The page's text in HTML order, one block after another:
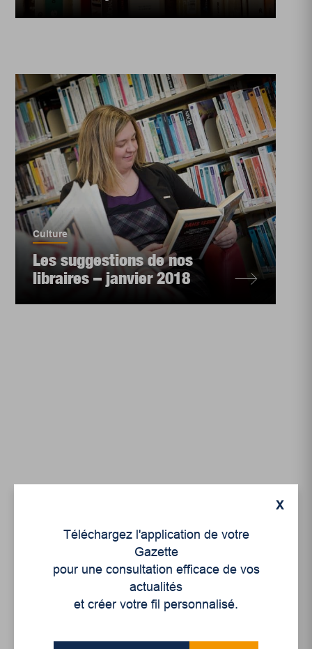
Culture
Les suggestions de nos
libraires – janvier 2018
Les suggestions de nos
libraires
X
Téléchargez l'application de votre
Gazette
pour une consultation efficace de vos
actualités
et créer votre fil personnalisé.